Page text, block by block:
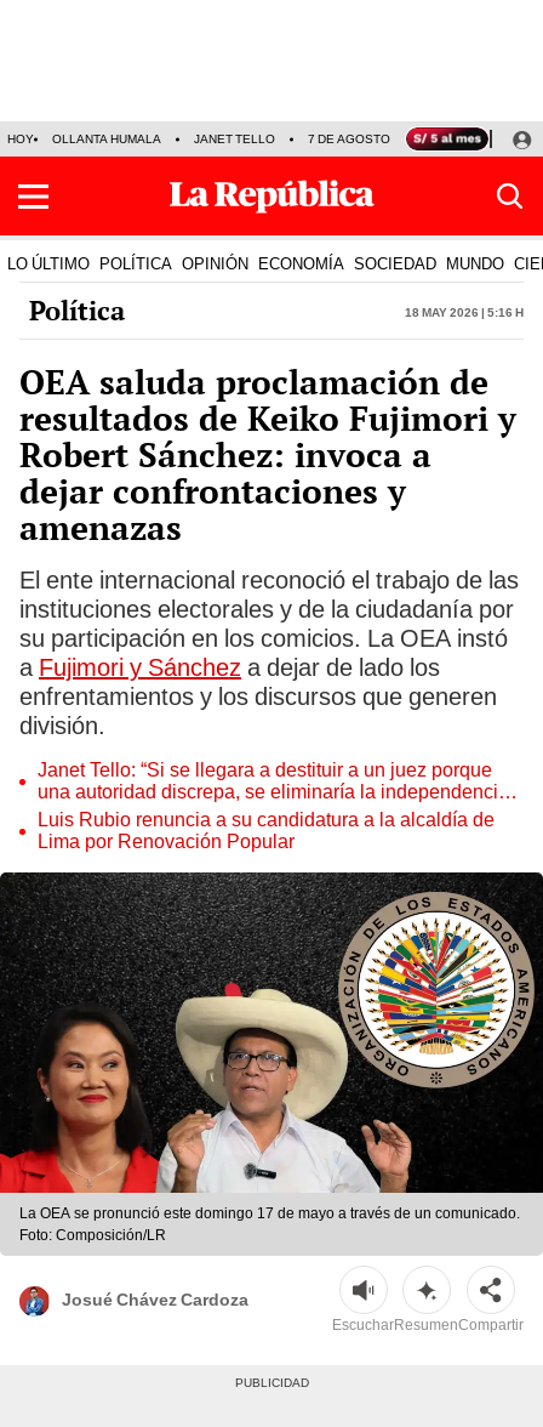
HOY OLLANTA HUMALA JANET TELLO 7 DE AGOSTO TINKA RESULTADOS
LO ÚLTIMO POLÍTICA OPINIÓN ECONOMÍA SOCIEDAD MUNDO
Política 18 May 2026 | 5:16 h
OEA saluda proclamación de
resultados de Keiko Fujimori y
Robert Sánchez: invoca a
dejar confrontaciones y
amenazas
El ente internacional reconoció el trabajo de las
instituciones electorales y de la ciudadanía por
su participación en los comicios. La OEA instó
a Fujimori y Sánchez a dejar de lado los
enfrentamientos y los discursos que generen
división.
Janet Tello: “Si se llegara a destituir a un juez porque
una autoridad discrepa, se eliminaría la independencia
judicial”
Luis Rubio renuncia a su candidatura a la alcaldía de
Lima por Renovación Popular
La OEA se pronunció este domingo 17 de mayo a través de un comunicado.
Foto: Composición/LR
Josué Chávez Cardoza
EscucharResumenCompartir